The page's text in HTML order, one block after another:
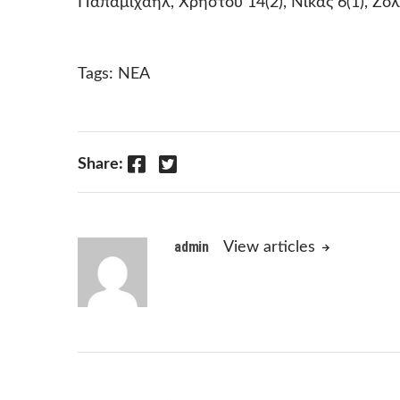
Tags: ΝΕΑ
Share: Facebook Twitter
admin View articles